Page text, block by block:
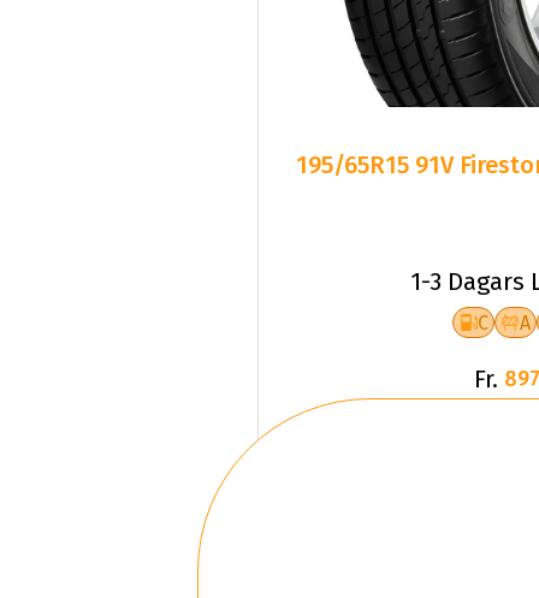
195/65R15 91V
1-3 Dagars
C A
Fr.